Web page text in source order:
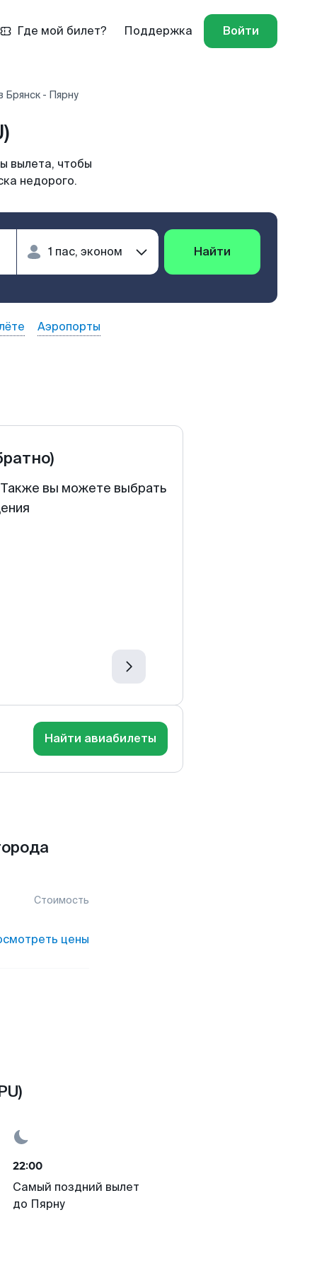
Где мой билет? Поддержка Войти
Брянск - Пярну
вылета, чтобы
недорого.
Найти
Аэропорты
Также вы можете выбрать
Найти авиабилеты
Стоимость
цены
22:00
Самый поздний вылет
до Пярну